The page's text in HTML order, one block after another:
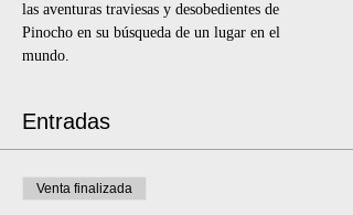
las aventuras traviesas y desobedientes de
Pinocho en su búsqueda de un lugar en el
mundo.
Entradas
Venta finalizada